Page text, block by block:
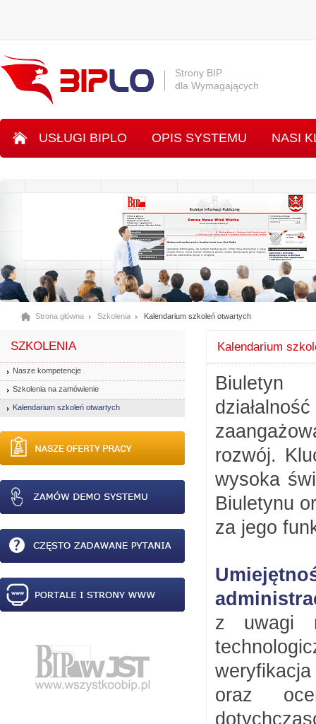
Strony BIP
dla Wymagających
USŁUGI BIPLO OPIS SYSTEMU NASI
SYSTEM INLO
Strona główna Szkolenia Kalendarium szkoleń otwartych
Kalendarium
Biuletyn
rozwój.
wysoka
Biuletynu
za jego
z uwagi
oraz
SZKOLENIA
Nasze kompetencje
Szkolenia na zamówienie
Kalendarium szkoleń otwartych